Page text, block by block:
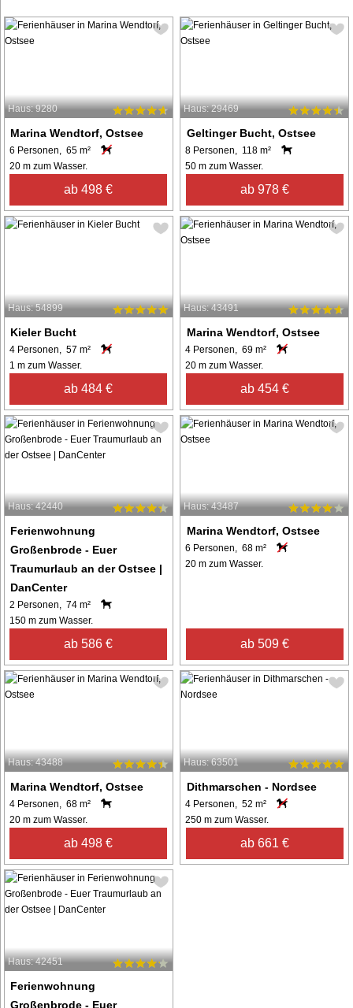
Haus: 9280
Marina Wendtorf, Ostsee
6 Personen, 65 m²
20 m zum Wasser.
ab 498 €
Haus: 29469
Geltinger Bucht, Ostsee
8 Personen, 118 m²
50 m zum Wasser.
ab 978 €
Haus: 54899
Kieler Bucht
4 Personen, 57 m²
1 m zum Wasser.
ab 484 €
Haus: 43491
Marina Wendtorf, Ostsee
4 Personen, 69 m²
20 m zum Wasser.
ab 454 €
Haus: 42440
Ferienwohnung
Großenbrode - Euer
Traumurlaub an der Ostsee |
DanCenter
2 Personen, 74 m²
150 m zum Wasser.
ab 586 €
Haus: 43487
Marina Wendtorf, Ostsee
6 Personen, 68 m²
20 m zum Wasser.
ab 509 €
Haus: 43488
Marina Wendtorf, Ostsee
4 Personen, 68 m²
20 m zum Wasser.
ab 498 €
Haus: 63501
Dithmarschen - Nordsee
4 Personen, 52 m²
250 m zum Wasser.
ab 661 €
Haus: 42451
Ferienwohnung
Großenbrode - Euer